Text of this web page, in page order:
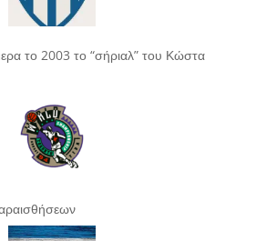
το 2003 το “σήριαλ” του Κώστα